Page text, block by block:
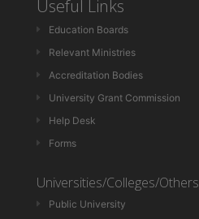
Useful Links
Education Boards
Relevant Ministries
Accreditation Bodies
University Grant Commission
Help Desk
Forms
Universities/Colleges/Others
Public University